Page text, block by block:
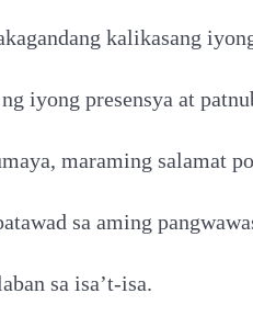
kalikasang
iyong presensya at
maraming salamat
sa aming
sa isa’t-isa.